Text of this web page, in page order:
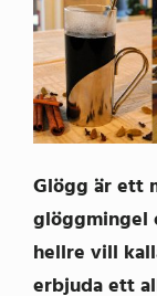
Glögg är ett
glöggmingel
hellre vill
erbjuda ett